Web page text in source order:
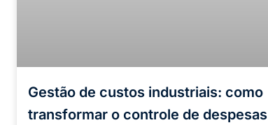
Gestão de custos industriais: como
transformar o controle de despesas